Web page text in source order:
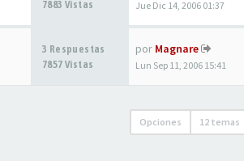
7883 Vistas
Jue Dic 14, 2006 01:37
3 Respuestas
7857 Vistas
por Magnare
Lun Sep 11, 2006 15:41
Opciones 12 temas